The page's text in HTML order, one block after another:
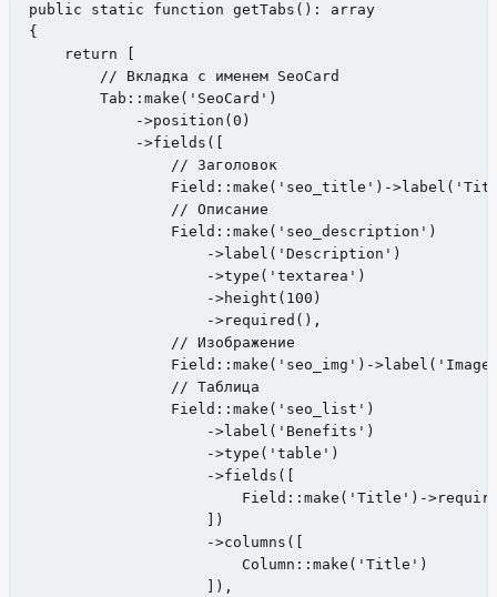
public static function getTabs(): array
{
    return [
        // Вкладка с именем SeoCard
        Tab::make('SeoCard')
            ->position(0)
            ->fields([
                // Заголовок
Field::make('seo_title')-
                // Описание
                Field::make('seo_description')
                    ->label('Description')
                    ->type('textarea')
                    ->height(100)
                    ->required(),
                // Изображение
Field::make('seo_img')-
                // Таблица
                Field::make('seo_list')
                    ->label('Benefits')
                    ->type('table')
                    ->fields([
Field::make('Title')-
                    ])
                    ->columns([
                        Column::make('Title')
                    ]),